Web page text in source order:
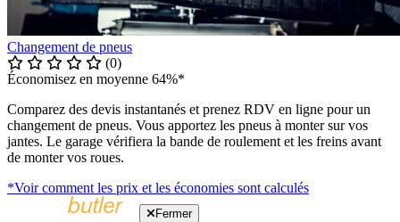
Changement de pneus
(0)
Économisez en moyenne 64%*
Comparez des devis instantanés et prenez RDV en ligne pour un
changement de pneus. Vous apportez les pneus à monter sur vos
jantes. Le garage vérifiera la bande de roulement et les freins avant
de monter vos roues.
*Voir comment les prix et les économies sont calculés
Fermer